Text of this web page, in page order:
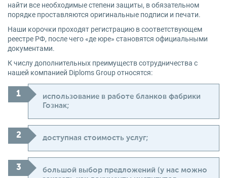
найти все необходимые степени защиты, в обязательном
порядке проставляются оригинальные подписи и печати.
Наши корочки проходят регистрацию в соответствующем
реестре РФ, после чего «де юре» становятся официальными
документами.
К числу дополнительных преимуществ сотрудничества с
нашей компанией Diploms Group относятся:
использование в работе бланков фабрики
Гознак;
доступная стоимость услуг;
большой выбор предложений (у нас можно